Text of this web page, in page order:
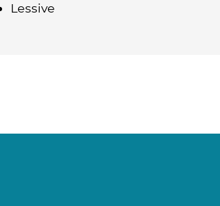
Lessive